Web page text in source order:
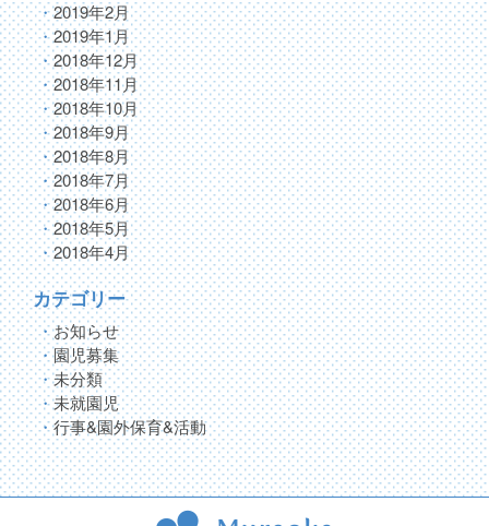
2019年2月
2019年1月
2018年12月
2018年11月
2018年10月
2018年9月
2018年8月
2018年7月
2018年6月
2018年5月
2018年4月
カテゴリー
お知らせ
園児募集
未分類
未就園児
行事&園外保育&活動